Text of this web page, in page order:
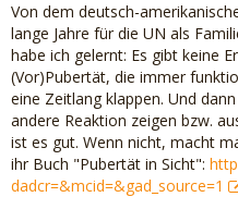
Von dem deutsch-
lange Jahre für die UN als
habe ich gelernt: Es gibt keine
(Vor)Pubertät, die immer
eine Zeitlang klappen. Und
andere Reaktion zeigen bzw.
ist es gut. Wenn nicht, macht
ihr Buch "Pubertät in Sicht":
dadcr=&mcid=&gad_source=1